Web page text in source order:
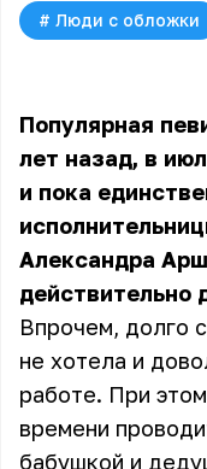
# Люди с обложки
Популярная
лет назад, в
и пока
Александра
действительно
Впрочем, долго
не хотела и
работе. При
времени
бабушкой и